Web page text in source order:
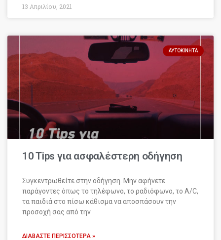
13 Απριλίου, 2021
ΑΥΤΟΚΊΝΗΤΑ
10 Tips για ασφαλέστερη οδήγηση
Συγκεντρωθείτε στην οδήγηση. Μην αφήνετε
παράγοντες όπως το τηλέφωνο, το ραδιόφωνο, το A/C,
τα παιδιά στο πίσω κάθισμα να αποσπάσουν την
προσοχή σας από την
ΔΙΑΒΆΣΤΕ ΠΕΡΙΣΣΌΤΕΡΑ »